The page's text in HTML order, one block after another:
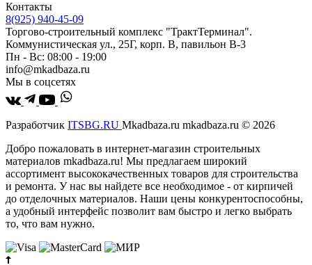
Контакты
8(925) 940-45-09
Торгово-строительный комплекс "ТрактТерминал".
Коммунистическая ул., 25Г, корп. В, павильон В-3
Пн - Вс: 08:00 - 19:00
info@mkadbaza.ru
Мы в соцсетях
Разработчик ITSBG.RU Mkadbaza.ru mkadbaza.ru © 2026
Добро пожаловать в интернет-магазин строительных
материалов mkadbaza.ru! Мы предлагаем широкий
ассортимент высококачественных товаров для строительства
и ремонта. У нас вы найдете все необходимое - от кирпичей
до отделочных материалов. Наши цены конкурентоспособны,
а удобный интерфейс позволит вам быстро и легко выбрать
то, что вам нужно.